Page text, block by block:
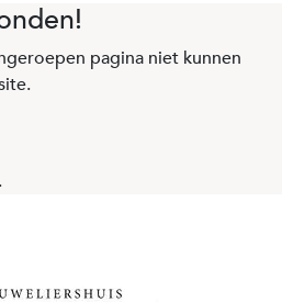
pagina niet kunnen